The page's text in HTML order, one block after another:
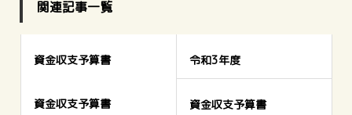
関連記事一覧
資金収支予算書 令和3年度
資金収支予算書 資金収支予算書